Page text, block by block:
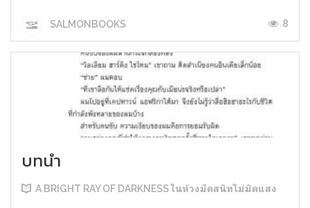
SALMONBOOKS 8
บทนำ
A BRIGHT RAY OF DARKNESS ในห้วงมืดสนิทไม่มิดแสง